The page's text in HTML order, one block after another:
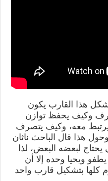
هذا القارب يكون
وكيف يحفظ توازن
يرتبط معه، وكيف يتصرف
هذا قال الباحث ناثان
لبعضه البعض، لذا
ويحيا وحده إلا أن
كلها بتشكيل قارب واحد